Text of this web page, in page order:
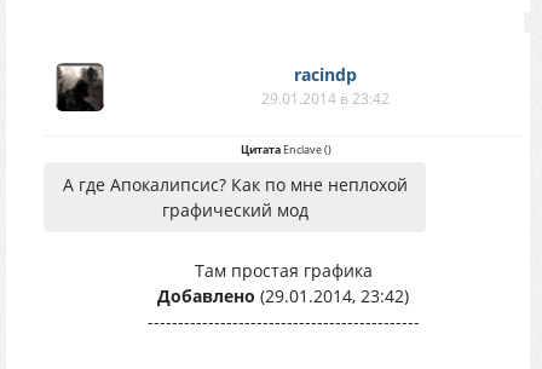
racindp
29.01.2014 в 23:42
ЦитатаEnclave()
А где Апокалипсис? Как по мне неплохой
графический мод
Там простая графика
Добавлено (29.01.2014, 23:42)
---------------------------------------------